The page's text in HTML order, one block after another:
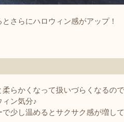
さらにハロウィン感がアップ！
らかくなって扱いづらくなるので
ン気分♪
少し温めるとサクサク感が増し